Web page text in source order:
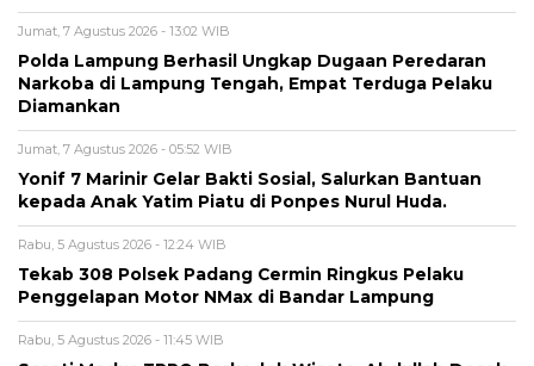
Jumat, 7 Agustus 2026 - 13:02 WIB
Polda Lampung Berhasil Ungkap Dugaan Peredaran
Narkoba di Lampung Tengah, Empat Terduga Pelaku
Diamankan
Jumat, 7 Agustus 2026 - 05:52 WIB
Yonif 7 Marinir Gelar Bakti Sosial, Salurkan Bantuan
kepada Anak Yatim Piatu di Ponpes Nurul Huda.
Rabu, 5 Agustus 2026 - 12:24 WIB
Tekab 308 Polsek Padang Cermin Ringkus Pelaku
Penggelapan Motor NMax di Bandar Lampung
Rabu, 5 Agustus 2026 - 11:45 WIB